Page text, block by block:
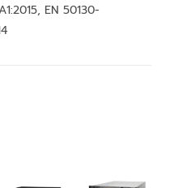
EN 50130-